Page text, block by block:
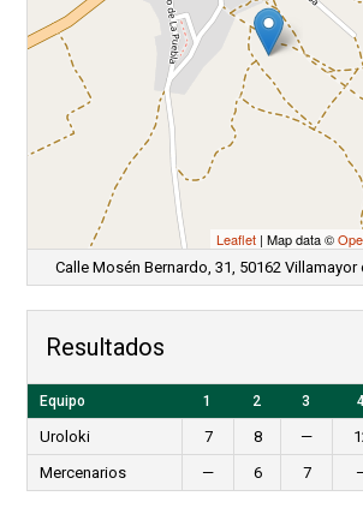
Leaflet | Map data ©
Calle Mosén Bernardo, 31, 50162 Villamayor
Resultados
Equipo 1 2 3
Uroloki 7 8 —
Mercenarios
— 6 7